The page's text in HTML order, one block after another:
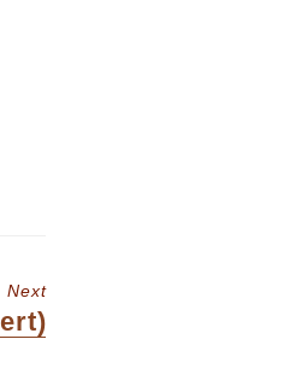
Next